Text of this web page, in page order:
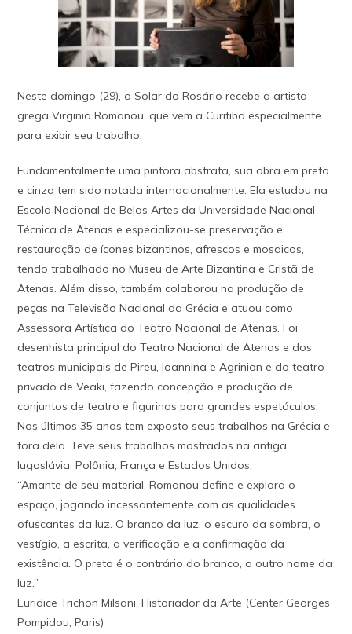
Neste domingo (29), o Solar do Rosário recebe a artista
grega Virginia Romanou, que vem a Curitiba especialmente
para exibir seu trabalho.
Fundamentalmente uma pintora abstrata, sua obra em preto
e cinza tem sido notada internacionalmente. Ela estudou na
Escola Nacional de Belas Artes da Universidade Nacional
Técnica de Atenas e especializou-se preservação e
restauração de ícones bizantinos, afrescos e mosaicos,
tendo trabalhado no Museu de Arte Bizantina e Cristã de
Atenas. Além disso, também colaborou na produção de
peças na Televisão Nacional da Grécia e atuou como
Assessora Artística do Teatro Nacional de Atenas. Foi
desenhista principal do Teatro Nacional de Atenas e dos
teatros municipais de Pireu, Ioannina e Agrinion e do teatro
privado de Veaki, fazendo concepção e produção de
conjuntos de teatro e figurinos para grandes espetáculos.
Nos últimos 35 anos tem exposto seus trabalhos na Grécia e
fora dela. Teve seus trabalhos mostrados na antiga
Iugoslávia, Polônia, França e Estados Unidos.
“Amante de seu material, Romanou define e explora o
espaço, jogando incessantemente com as qualidades
ofuscantes da luz. O branco da luz, o escuro da sombra, o
vestígio, a escrita, a verificação e a confirmação da
existência. O preto é o contrário do branco, o outro nome da
luz.”
Euridice Trichon Milsani, Historiador da Arte (Center Georges
Pompidou, Paris)